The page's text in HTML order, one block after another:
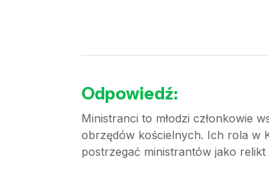
Odpowiedź:
Ministranci to młodzi członkowie
obrzędów kościelnych. Ich rola w
postrzegać ministrantów jako